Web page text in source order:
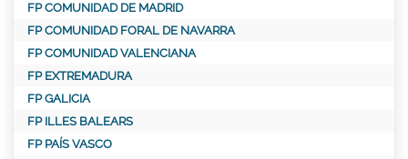
FP COMUNIDAD DE MADRID
FP COMUNIDAD FORAL DE NAVARRA
FP COMUNIDAD VALENCIANA
FP EXTREMADURA
FP GALICIA
FP ILLES BALEARS
FP PAÍS VASCO